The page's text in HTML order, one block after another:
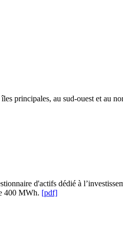
principales, au sud-ouest et au
d'actifs dédié à
400 MWh. [pdf]